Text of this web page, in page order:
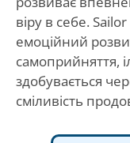
віру в себе.
емоційний
самоприйняття,
здобувається
сміливість